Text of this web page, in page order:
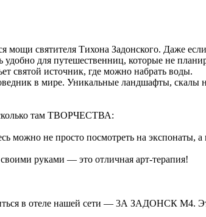
святителя Тихона Задонского. Даже
для путешественниц, которые не
святой источник, где можно набрать воды.
в мире. Уникальные ландшафты,
сколько там ТВОРЧЕСТВА:
не просто посмотреть на экспонаты, а
руками — это отличная арт-терапия!
в отеле нашей сети — 3А ЗАДОНСК М4.